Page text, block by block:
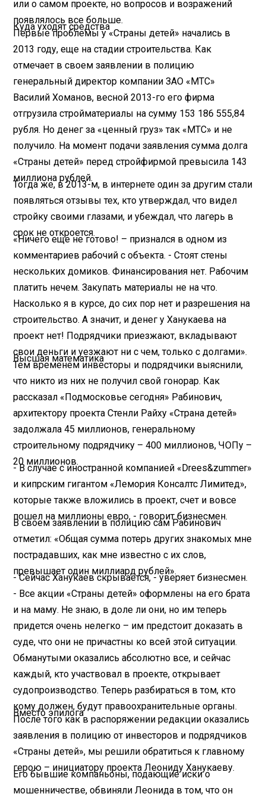
или о самом проекте, но вопросов и возражений
появлялось все больше.
Куда уходят средства
Первые проблемы у «Страны детей» начались в
2013 году, еще на стадии строительства. Как
отмечает в своем заявлении в полицию
генеральный директор компании ЗАО «МТС»
Василий Хоманов, весной 2013-го его фирма
отгрузила стройматериалы на сумму 153 186 555,84
рубля. Но денег за «ценный груз» так «МТС» и не
получило. На момент подачи заявления сумма долга
«Страны детей» перед стройфирмой превысила 143
миллиона рублей.
Тогда же, в 2013-м, в интернете один за другим стали
появляться отзывы тех, кто утверждал, что видел
стройку своими глазами, и убеждал, что лагерь в
срок не откроется.
«Ничего еще не готово! – признался в одном из
комментариев рабочий с объекта. - Стоят стены
нескольких домиков. Финансирования нет. Рабочим
платить нечем. Закупать материалы не на что.
Насколько я в курсе, до сих пор нет и разрешения на
строительство. А значит, и денег у Ханукаева на
проект нет! Подрядчики приезжают, вкладывают
свои деньги и уезжают ни с чем, только с долгами».
Высшая математика
Тем временем инвесторы и подрядчики выяснили,
что никто из них не получил свой гонорар. Как
рассказал «Подмосковье сегодня» Рабинович,
архитектору проекта Стенли Райху «Страна детей»
задолжала 45 миллионов, генеральному
строительному подрядчику – 400 миллионов, ЧОПу –
20 миллионов.
- В случае с иностранной компанией «Drees&zummer»
и кипрским гигантом «Лемория Консалтс Лимитед»,
которые также вложились в проект, счет и вовсе
пошел на миллионы евро, - говорит бизнесмен.
В своем заявлении в полицию сам Рабинович
отметил: «Общая сумма потерь других знакомых мне
пострадавших, как мне известно с их слов,
превышает один миллиард рублей».
- Сейчас Ханукаев скрывается, - уверяет бизнесмен.
- Все акции «Страны детей» оформлены на его брата
и на маму. Не знаю, в доле ли они, но им теперь
придется очень нелегко – им предстоит доказать в
суде, что они не причастны ко всей этой ситуации.
Обманутыми оказались абсолютно все, и сейчас
каждый, кто участвовал в проекте, открывает
судопроизводство. Теперь разбираться в том, кто
кому должен, будут правоохранительные органы.
Вместо эпилога
После того как в распоряжении редакции оказались
заявления в полицию от инвесторов и подрядчиков
«Страны детей», мы решили обратиться к главному
герою – инициатору проекта Леониду Ханукаеву.
Его бывшие компаньоны, подающие иски о
мошенничестве, обвиняли Леонида в том, что он